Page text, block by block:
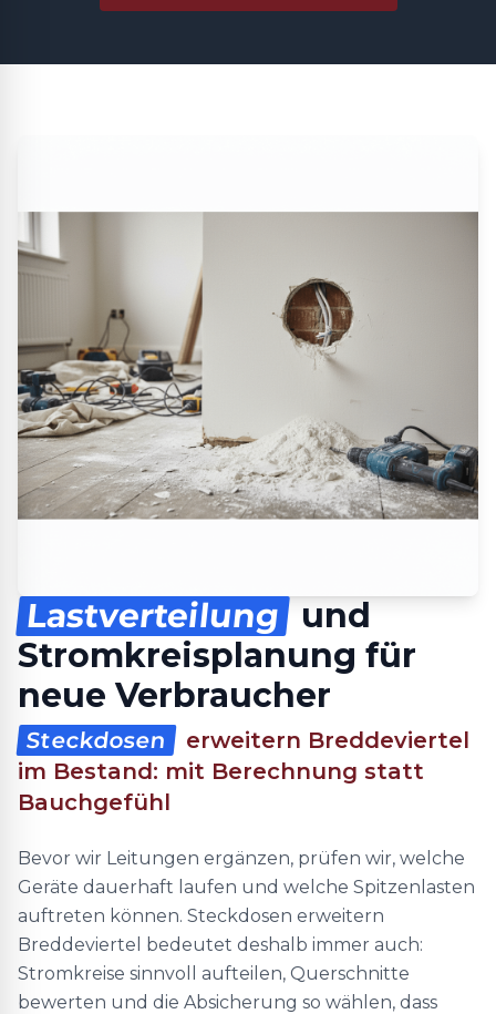
Lastverteilung
und
Stromkreisplanung für
neue Verbraucher
Steckdosen
erweitern Breddeviertel
im Bestand: mit Berechnung statt
Bauchgefühl
Bevor wir Leitungen ergänzen, prüfen wir, welche
Geräte dauerhaft laufen und welche Spitzenlasten
auftreten können. Steckdosen erweitern
Breddeviertel bedeutet deshalb immer auch:
Stromkreise sinnvoll aufteilen, Querschnitte
bewerten und die Absicherung so wählen, dass